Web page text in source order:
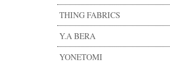
THING FABRICS
Y.A BERA
YONETOMI